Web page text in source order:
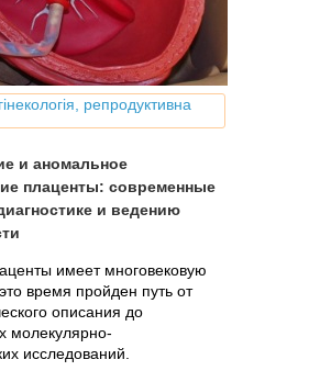
репродуктивна
и аномальное
плаценты: современные
и ведению
имеет многовековую
время пройден путь от
описания до
молекулярно-
исследований.